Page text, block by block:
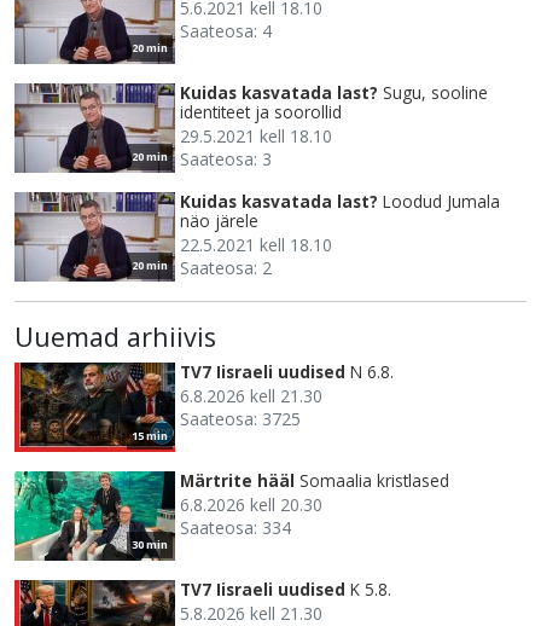
20 min
5.6.2021 kell 18.10
Saateosa: 4
20 min
Kuidas kasvatada last? Sugu, sooline
identiteet ja soorollid
29.5.2021 kell 18.10
Saateosa: 3
20 min
Kuidas kasvatada last? Loodud Jumala
näo järele
22.5.2021 kell 18.10
Saateosa: 2
Uuemad arhiivis
15 min
TV7 Iisraeli uudised N 6.8.
6.8.2026 kell 21.30
Saateosa: 3725
30 min
Märtrite hääl Somaalia kristlased
6.8.2026 kell 20.30
Saateosa: 334
TV7 Iisraeli uudised K 5.8.
5.8.2026 kell 21.30